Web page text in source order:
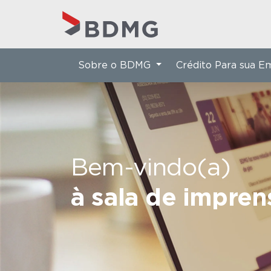
Bem-vindo(a)
à sala de
Sobre o BDMG Crédito Para sua